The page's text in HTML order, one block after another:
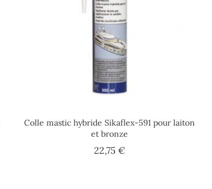
Colle mastic hybride Sikaflex-591 pour laiton
et bronze
22,75 €Prezzo